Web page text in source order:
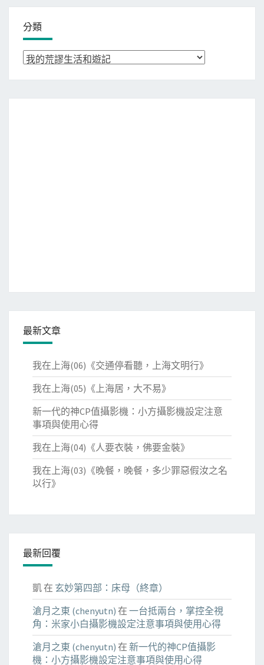
分類
分
最新文章
我在上海(06)《交通停看聽，上海文明行》
我在上海(05)《上海居，大不易》
新一代的神CP值攝影機：小方攝影機設定注意
事項與使用心得
我在上海(04)《人要衣裝，佛要金裝》
我在上海(03)《晚餐，晚餐，多少罪惡假汝之名
以行》
最新回覆
凱在 玄妙第四部：床母（終章）
滄月之東 (chenyutn) 在 一台抵兩台，掌控全視
角：米家小白攝影機設定注意事項與使用心得
滄月之東 (chenyutn) 在 新一代的神CP值攝影
機：小方攝影機設定注意事項與使用心得